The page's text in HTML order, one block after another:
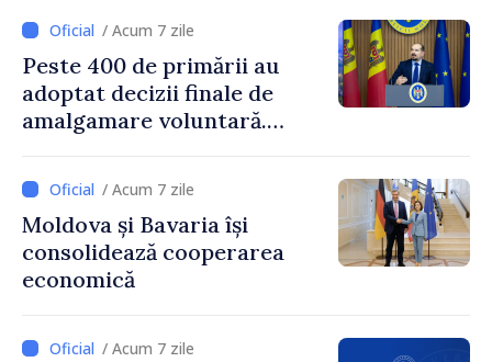
și însărcinatul cu afaceri al
SUA, Nick Pietrowicz
/ Acum 7 zile
Peste 400 de primării au
adoptat decizii finale de
amalgamare voluntară.
Guvernului, Alexei Buzu:
„85,5% dintre primării au
inițiat procesul. Le
mulțumim aleșilor locali
pentru că au pus pe primul
dezvoltar
/ Acum 7 zile
Moldova și Bavaria își
consolidează cooperarea
economică
/ Acum 7 zile